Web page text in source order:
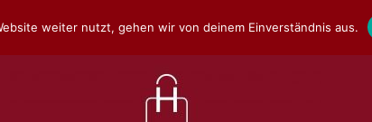
weiter nutzt, gehen wir von deinem Einverständnis aus.